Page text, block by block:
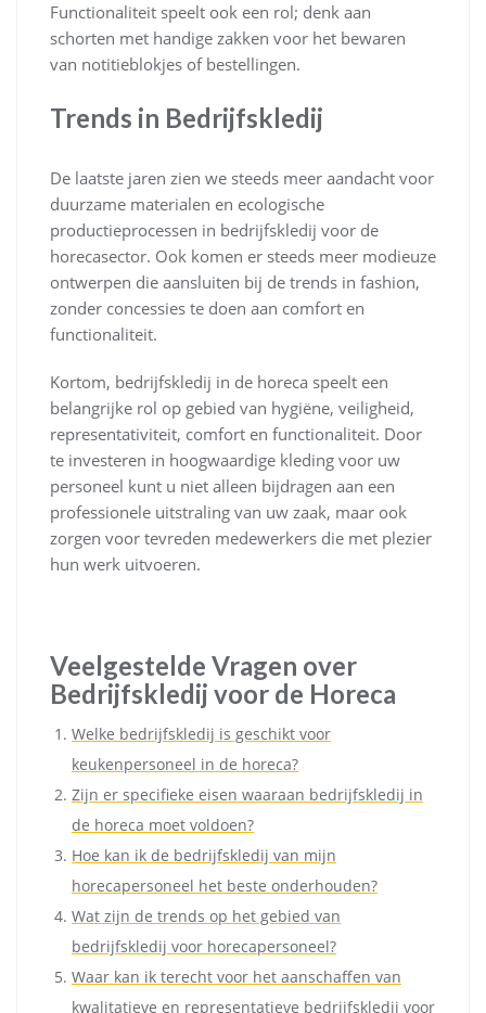
Functionaliteit speelt ook een rol; denk aan
schorten met handige zakken voor het bewaren
van notitieblokjes of bestellingen.
Trends in Bedrijfskledij
De laatste jaren zien we steeds meer aandacht voor
duurzame materialen en ecologische
productieprocessen in bedrijfskledij voor de
horecasector. Ook komen er steeds meer modieuze
ontwerpen die aansluiten bij de trends in fashion,
zonder concessies te doen aan comfort en
functionaliteit.
Kortom, bedrijfskledij in de horeca speelt een
belangrijke rol op gebied van hygiëne, veiligheid,
representativiteit, comfort en functionaliteit. Door
te investeren in hoogwaardige kleding voor uw
personeel kunt u niet alleen bijdragen aan een
professionele uitstraling van uw zaak, maar ook
zorgen voor tevreden medewerkers die met plezier
hun werk uitvoeren.
Veelgestelde Vragen over
Bedrijfskledij voor de Horeca
Welke bedrijfskledij is geschikt voor
keukenpersoneel in de horeca?
Zijn er specifieke eisen waaraan bedrijfskledij in
de horeca moet voldoen?
Hoe kan ik de bedrijfskledij van mijn
horecapersoneel het beste onderhouden?
Wat zijn de trends op het gebied van
bedrijfskledij voor horecapersoneel?
Waar kan ik terecht voor het aanschaffen van
kwalitatieve en representatieve bedrijfskledij voor